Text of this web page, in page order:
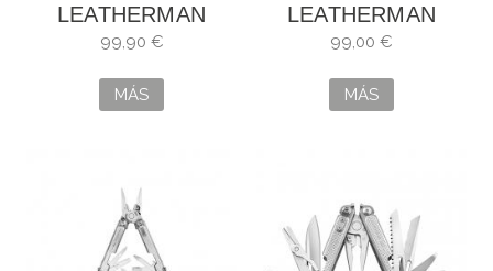
LEATHERMAN
SKELETOOL
99,90 €
MÁS
LEATHERMAN
REBAR
99,00 €
MÁS